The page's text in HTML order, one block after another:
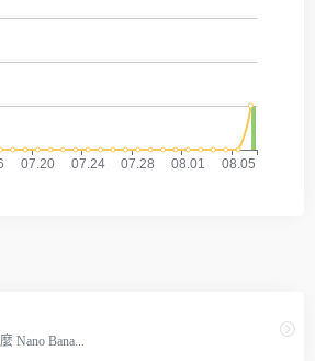
Nano Bana...